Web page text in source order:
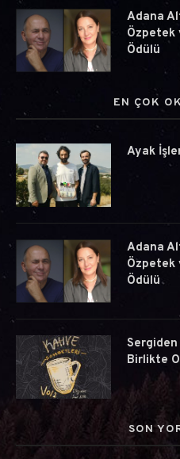
Adana
Özpetek
Ödülü
EN ÇOK
Ayak
Adana
Özpetek
Ödülü
Sergiden
Birlikte
SON